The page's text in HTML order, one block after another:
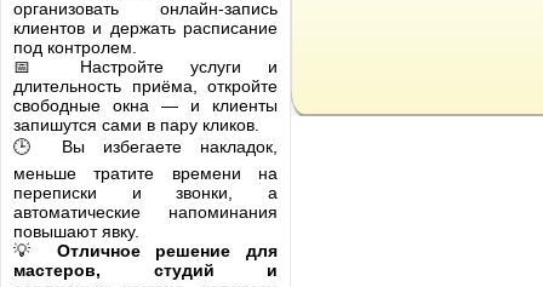
организовать онлайн-запись
клиентов и держать расписание
под контролем.
📅 Настройте услуги и
длительность приёма, откройте
свободные окна — и клиенты
запишутся сами в пару кликов.
🕒 Вы избегаете накладок,
меньше тратите времени на
переписки и звонки, а
автоматические напоминания
повышают явку.
💡 Отличное решение для
мастеров, студий и